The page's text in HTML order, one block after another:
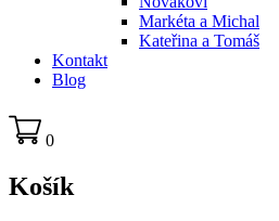
Markéta a Michal
Kateřina a Tomáš
Kontakt
Blog
0
Košík